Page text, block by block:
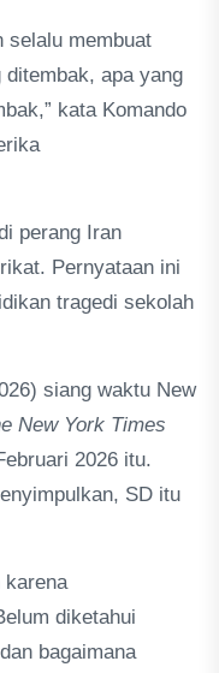
selalu membuat
apa yang
kata Komando
perang Iran
Pernyataan ini
tragedi sekolah
siang waktu New
New York Times
2026 itu.
SD itu
karena
diketahui
bagaimana